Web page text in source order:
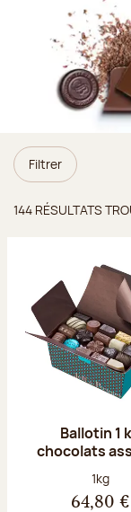
Filtrer
144 RÉSULTATS
Ballotin 1
chocolats
Poids
1kg
64,80 €